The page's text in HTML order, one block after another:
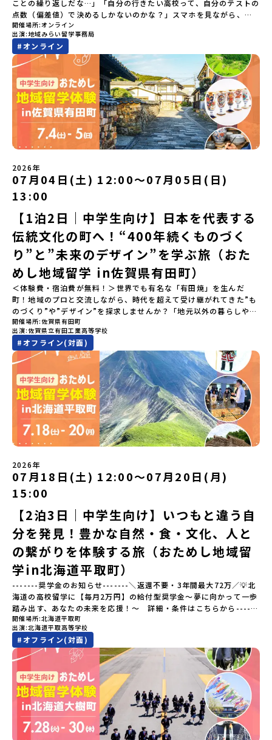
ことの繰り返しだな…」「自分の行きたい高校って、自分のテストの
点数（偏差値）で決めるしかないのかな？」スマホを見ながら、進
路にモヤモヤしているそこのあなたへ！👀テストの点数ではなく、
あなたの「ワクワク（＝自分軸）」で進路を選ぶ。そんな新しい選
択肢が、「地域みらい留学」です。「でも、いきなり知らない土地
の高校に進学するなんて不安…」そんな人のために、2泊3日で気軽
にプチ体験できる【おためし地域留学】の魅力を凝縮したオンライ
ン説明会のアーカイブ（録画）を公開中です！✨＼🔥ここがすごい！
🔥／おためし地域留学 3つのワクワク🔥🔥 ①スマホじゃわからない
「圧倒的な感動」！教科書を読むだけじゃわからない、その地域な
らではの大自然や歴史を「五感」でフル体験！カヌーに乗ったり、
伝統文化に触れたり、本物の冒険が待っています！🔥 ②「初めまし
て」が「一生の友達」に変わる！全国から「新しいことに挑戦した
い！」「今の自分を変えたい！」と思っている同世代の中学生が大
集合！地元の高校生と一緒にご飯を食べて語り合えば、たった数日
で最高の仲間になる！🔥 ③宿泊費・体験費はなんと【無料】！親元
を離れる初めての一人旅でも大丈夫。頼れるスタッフがしっかりサ
ポートするので安心・安全です！ーーーーーーーーーーーーーーー
ーーーーーーーーー📺 全体オンライン説明会（アーカイブ配信）
2026年4月22日に開催された説明会の録画をご覧いただけます。こ
の動画を見れば、あなたの「なんとなく不安」が「絶対に行ってみ
たい！」に変わるはず💡お家からリラックスして視聴してみてくだ
さいね😊▶︎全体説明会のアーカイブはこちら（アーカイブを視聴す
る）YouTube：https://youtu.be/Yt8nd04aNgA?
si=e5erbspvwz5O8_uF【アーカイブ内容】・おためし地域留学の
魅力・メリット・2026年度、日本全国20以上の対象地域について・
安心のサポート体制・質疑応答※各地域の詳細なプログラムは、以
下の【STEP2】個別説明会にて紹介しています。ーーーーーーーー
ーーーーーーーーーーーーーーーー💡疑問も不安もワクワクに変え
る！2つのステップ知りたいことに合わせて、2つの説明会をご活用
ください！【STEP1】全体オンライン説明会の視聴（☆上の動画で
いつでも視聴可能です） 〜まずは「おためし地域留学」を知りたい
方へ〜プログラムの全体像や魅力、サポート体制について解説しま
す。 【STEP2】個別プログラム説明会（☆順次ページを公開しま
す）〜「地域別のプログラム」を具体的に知りたい方へ〜 「現地で
は何をするの？」という疑問にお答えする説明会です。その場所な
らではのプログラムをたっぷりお伝えします！🚩現在公開中の個別
説明会はこちらから（順次公開予定）【5/7(木)】北海道平取町
【5/8(金)】熊本県芦北町▼おためし地域留学の情報▼おためし地域
体験」のプログラム開催情報を公式LINEにて配信中！ぜひご登録く
ださい♪気になることや不安な点は、LINEから気軽にご相談くださ
い。👉 【LINE登録はこちら】
開催場所 オンライン
出演 地域みらい留学事務局
#オンライン
2026年
07月04日(土) 12:00〜07月05日(日)
13:00
【1泊2日｜中学生向け】日本を代表する
伝統文化の町へ！“400年続くものづく
り”と”未来のデザイン”を学ぶ旅（おた
めし地域留学 in佐賀県有田町）
＜体験費・宿泊費が無料！＞世界でも有名な「有田焼」を生んだ
町！地域のプロと交流しながら、時代を超えて受け継がれてきた”も
のづくり”や”デザイン”を探求しませんか？「地元以外の暮らしや文
化が気になる。いつか留学してみたい！」「豊かな自然と伝統文
化、町並みに興味がある！」「ものづくりやきれいなデザインが好
き！」そんな中学生のみなさんにおすすめ！「おためし地域留学体
験」は、日本全国約200の高校と連携し、地域の枠を超えて学校生活
を送る「地域みらい留学」をプチ体験できるプログラムです。はじ
めてのひとり旅でも安心！現地でもスタッフがしっかりとサポート
いたします。今回のフィールドは「佐賀県有田町（ありたちょ
う）」佐賀県の西部にある有田町は、江戸時代から400年以上続く
「窯業（ようぎょう）」の町。 窯（かま）で粘土を焼いてつくるも
のづくりが、この町の文化として今も受け継がれています。世界で
も知られる「有田焼」は、この窯業の中から生まれました。長い歴
史の中で積み重ねられてきた技術や工夫、そして“つくる人の想
い”が、この町には残っています。また、文化施設が「日本遺産」や
「日本の20世紀遺産」に認定されるなど日本を代表する伝統工芸の
町です。さらに、有田町には「日本の棚田百選」に選ばれた「岳の
棚田（たなだ）」や「名水百選」や「水源の森百選」に選ばれた
「竜門峡（りゅうもんきょう）」など、思わず立ち止まりたくなる
ような自然も広がり、歴史・文化・自然が重なり合う、“本物”に出
会える場所です。そんな歴史・文化が豊かな佐賀県有田町で実際に
町を歩きながら学ぶフィールドワークをしたり、有田焼づくりに関
わる職人、町で暮らすプロデザイナー、地元の高校で学ぶ生徒など
と交流しながら「伝統的なものづくり」や「未来のデザイン」を一
緒に探求できます。ただ体験するだけじゃなくて、 “どうしてこの形
なんだろう？” “自分だったらどんなデザインにする？” そんなふう
に考える時間も、このプログラムの大切なポイントです。ここで出
会う人や体験が、自分の「好き」や「未来」につながるかもしれま
せん。この町でしかできない、ちょっと特別な体験を、ぜひ楽しん
でみませんか？体験のおすすめポイント体験プログラム内容（予
定）＜１日目＞（PM）「オリエンテーション・自己紹介ワーク」
「有田工業高校見学」 -陶芸技術をまなぶ！「セラミック科」のま
なび場を体験 -デザインセンスをまなぶ！「デザイン科」のまなび
場を体験「フィールドワーク」 -有田の歴史ある名所巡り -有田
の歴史的な町並みを体感する「有田焼絵付けアクティビティ」 -職
人さんからまなぶ！有田焼伝統の「絵付け」体験ワークショップ
（協力：clay studio）「みんなで楽しもう！BBQ」 -BBQづく
り -仲間や地元の高校生、町の大人たちと交流・対話＜２日目＞
開催場所 佐賀県有田町
出演 佐賀県立有田工業高等学校
#オフライン(対面)
2026年
07月18日(土) 12:00〜07月20日(月)
15:00
【2泊3日｜中学生向け】いつもと違う自
分を発見！豊かな自然・食・文化、人と
の繋がりを体験する旅（おためし地域留
学in北海道平取町）
-------奨学金のお知らせ-------＼返還不要・3年間最大72万／💡北
海道の高校留学に【毎月2万円】の給付型奨学金～夢に向かって一歩
踏み出す、あなたの未来を応援！～ 詳細・条件はこちらから------
---------------------------＜体験費・宿泊費が無料＞累計3,000万
部以上販売された大人気マンガ「ゴールデンカムイ」の実写版映画
に登場する町！北海道の「アイヌ文化継承の地」で自然や食を体験
してみませんか？「地元以外の地域の暮らしが気になる。いつか留
学してみたい！」「アイヌ文化の歴史や、マンガに登場する世界を
自分の手で探求したい！」「自然が好きでもっと触れてあそびた
い！」そんな中学生のみなさんにおすすめ！「おためし地域留学体
験」は、日本全国約200の高校と連携し、地域の枠を超えて学校生活
を送る「地域みらい留学」をプチ体験できるプログラムです。はじ
めてのひとり旅でも安心！現地でもスタッフがしっかりとサポート
いたします。今回のフィールドは「北海道平取町（びらとりちょ
開催場所 北海道平取町
出演 北海道平取高等学校
#オフライン(対面)